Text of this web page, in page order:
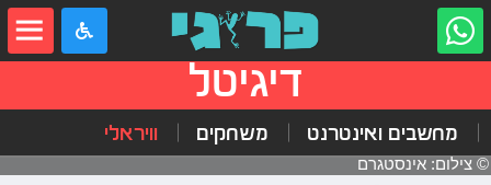
דיגיטל
מחשבים ואינטרנט משחקים וויראלי
© צילום: אינסטגרם